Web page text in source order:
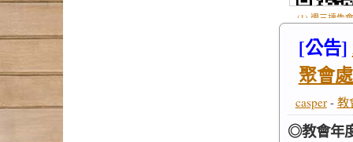
(1) 週三禱告
.jpg
[公告]
聚會
casper- 教
◎教會年